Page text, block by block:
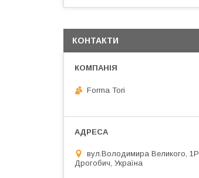
КОНТАКТИ
Forma Tori
вул.Володимира Великого, 1Р,
Дрогобич, Україна